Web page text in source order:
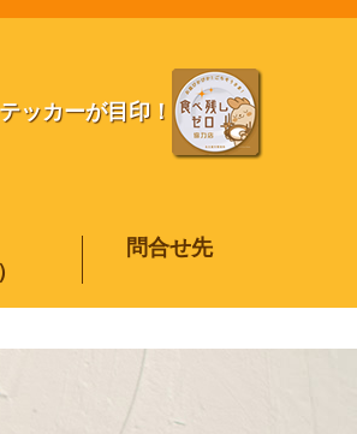
ッカーが目印！
問合せ先